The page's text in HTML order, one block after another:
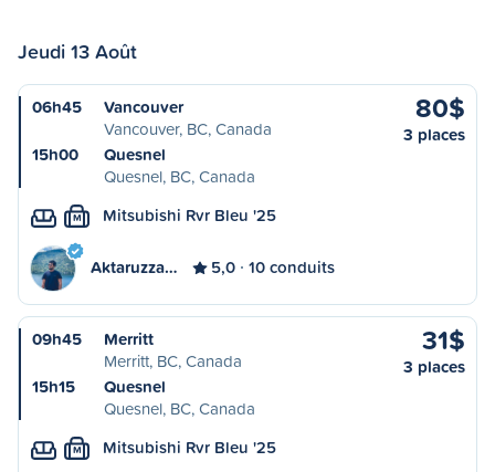
Jeudi 13 Août
06h45
Vancouver
Vancouver, BC, Canada
15h00
Quesnel
Quesnel, BC, Canada
80$
3 places
M Mitsubishi Rvr Bleu '25
Aktaruzza… 5,0 10 conduits
09h45
Merritt
Merritt, BC, Canada
15h15
Quesnel
Quesnel, BC, Canada
31$
3 places
M Mitsubishi Rvr Bleu '25